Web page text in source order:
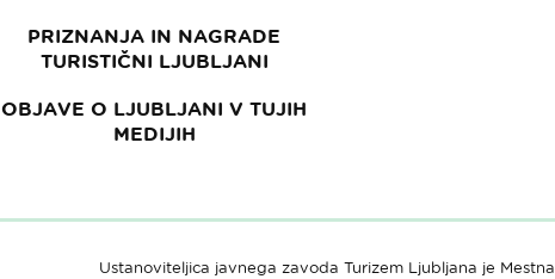
PRIZNANJA IN NAGRADE
TURISTIČNI LJUBLJANI
OBJAVE O LJUBLJANI V TUJIH
MEDIJIH
Ustanoviteljica javnega zavoda Turizem Ljubljana je Mestna